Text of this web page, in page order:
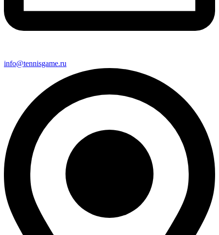
info@tennisgame.ru